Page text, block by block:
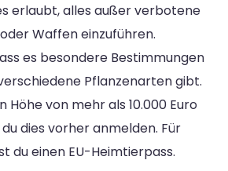
erlaubt, alles außer verbotene
Waffen einzuführen.
es besondere Bestimmungen
Pflanzenarten gibt.
Höhe von mehr als 10.000 Euro
dies vorher anmelden. Für
du einen EU-Heimtierpass.